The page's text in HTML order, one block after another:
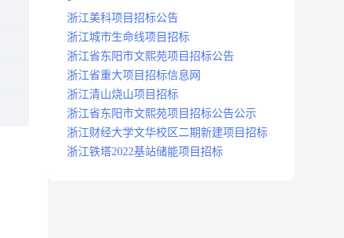
浙江美科项目招标公告
浙江城市生命线项目招标
浙江省东阳市文熙苑项目招标公告
浙江省重大项目招标信息网
浙江清山烧山项目招标
浙江省东阳市文熙苑项目招标公告公示
浙江财经大学文华校区二期新建项目招标
浙江铁塔2022基站储能项目招标